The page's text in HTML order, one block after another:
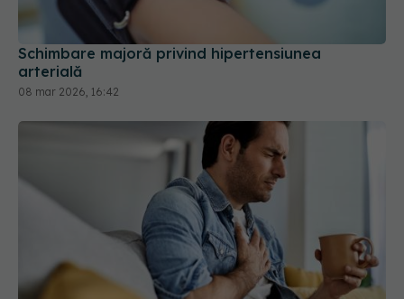
Schimbare majoră privind hipertensiunea
arterială
08 mar 2026, 16:42